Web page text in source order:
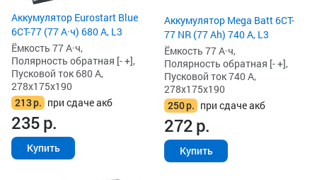
Аккумулятор Eurostart Blue
6CT-77 (77 А·ч) 680 А, L3
Ёмкость 77 А·ч,
Полярность обратная [- +],
Пусковой ток 680 А,
278x175x190
213р. при сдаче акб
235р.
Купить
Аккумулятор Mega Batt 6CT-
77 NR (77 Ah) 740 А, L3
Ёмкость 77 А·ч,
Полярность обратная [- +],
Пусковой ток 740 А,
278x175x190
250р. при сдаче акб
272р.
Купить